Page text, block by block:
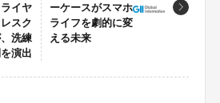
イヤ
スク
洗練
演出
ーケースがスマホ
ライフを劇的に変
える未来